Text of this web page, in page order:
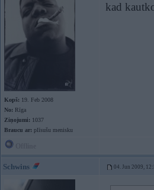
Kopš: 19. Feb 2008
No: Rīga
Ziņojumi: 1037
Braucu ar: plīsušu menisku
kad
Schwins 04. Jun 2009,